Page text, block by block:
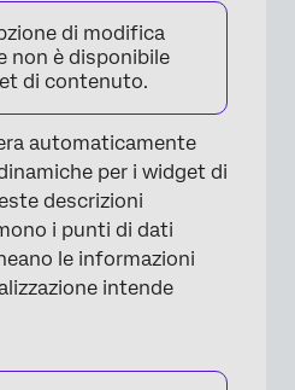
di modifica
non è disponibile
di contenuto.
automaticamente
per i widget di
descrizioni
i punti di dati
le informazioni
intende